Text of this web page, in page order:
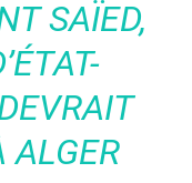
SAÏED,
ALGER